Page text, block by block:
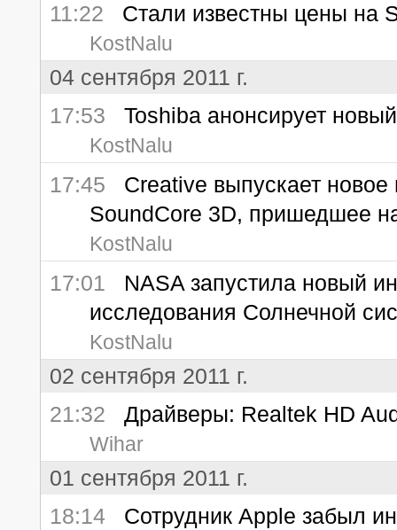
11:22 Стали известны цены на
KostNalu
04 сентября 2011 г.
17:53 Toshiba анонсирует
KostNalu
17:45 Creative выпускает новое
SoundCore 3D, пришедшее
KostNalu
17:01 NASA запустила новый
исследования Солнечной
KostNalu
02 сентября 2011 г.
21:32 Драйверы: Realtek HD
Wihar
01 сентября 2011 г.
18:14 Сотрудник Apple забыл